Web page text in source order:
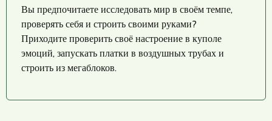
Вы предпочитаете исследовать мир в своём темпе,
проверять себя и строить своими руками?
Приходите проверить своё настроение в куполе
эмоций, запускать платки в воздушных трубах и
строить из мегаблоков.